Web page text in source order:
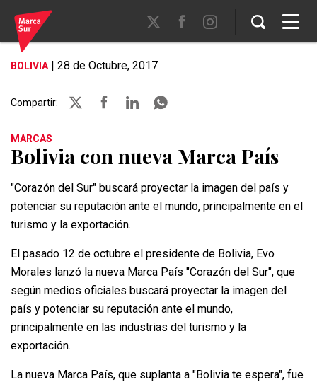
BOLIVIA| 28 de Octubre, 2017
Compartir:
MARCAS
Bolivia con nueva Marca País
"Corazón del Sur" buscará proyectar la imagen del país y
potenciar su reputación ante el mundo, principalmente en el
turismo y la exportación.
El pasado 12 de octubre el presidente de Bolivia, Evo
Morales lanzó la nueva Marca País "Corazón del Sur", que
según medios oficiales buscará proyectar la imagen del
país y potenciar su reputación ante el mundo,
principalmente en las industrias del turismo y la
exportación.
La nueva Marca País, que suplanta a "Bolivia te espera", fue